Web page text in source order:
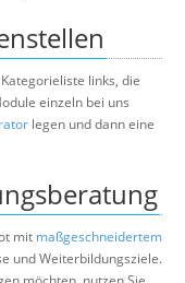
links, die
einzeln bei uns
legen und dann eine
mit maßgeschneidertem
und Weiterbildungsziele.